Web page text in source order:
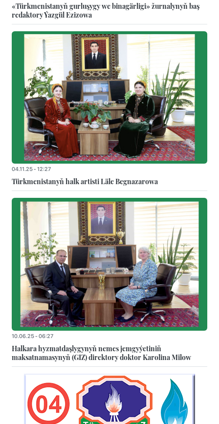
«Türkmenistanyň gurluşygy we binagärligi» žurnalynyň baş
redaktory Ýazgül Ezizowa
04.11.25 - 12:27
Türkmenistanyň halk artisti Läle Begnazarowa
10.06.25 - 06:27
Halkara hyzmatdaşlygynyň nemes jemgyýetiniň
maksatnamasynyň (GIZ) direktory doktor Karolina Milow